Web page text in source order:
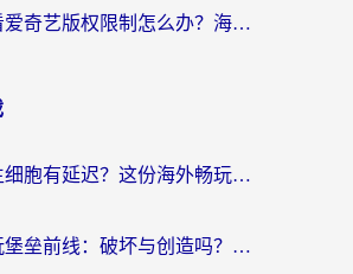
在国外想看爱奇艺版权限制怎么办？海外华人必看的追剧自由指南
国外打重生细胞有延迟？这份海外畅玩国服游戏加速器终极指南请收好
在欧洲能玩堡垒前线：破坏与创造吗？海外党国服游戏不卡顿的秘密